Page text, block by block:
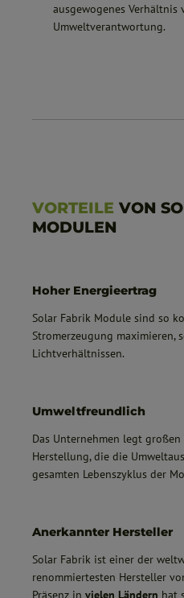
ausgewogenes Verhältnis
Umweltverantwortung.
VORTEILE VON
MODULEN
Hoher Energieertrag
Solar Fabrik Module sind so
Stromerzeugung maximieren,
Lichtverhältnissen.
Umweltfreundlich
Das Unternehmen legt
Herstellung, die die
gesamten Lebenszyklus der
Anerkannter Hersteller
Solar Fabrik ist einer der
renommiertesten Hersteller
Präsenz in vielen Ländern hat